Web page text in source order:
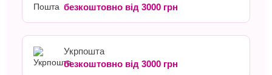
безкоштовно від 3000 грн
Укрпошта
безкоштовно від 3000 грн